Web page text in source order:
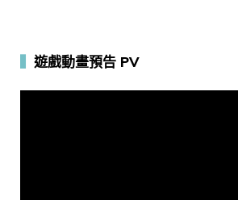
遊戲動畫預告 PV